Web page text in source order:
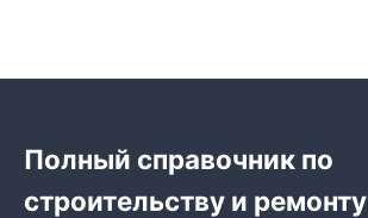
Полный справочник по
строительству и ремонту